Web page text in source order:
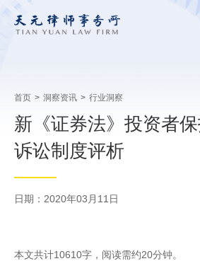
首页 > 洞察资讯 > 行业洞察
新《证券法》投资者
诉讼制度评析
日期：2020年03月11日
本文共计10610字，阅读需约20分钟。